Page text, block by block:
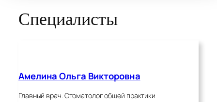
Специалисты
Амелина Ольга Викторовна
Главный врач. Стоматолог общей практики